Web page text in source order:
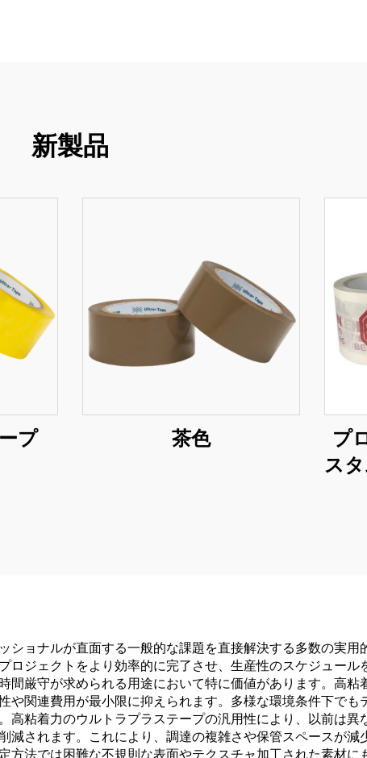
新製品
プ 茶色
プ
ス
ョナルが直面する一般的な課題を直接解決する多数の実用
ジェクトをより効率的に完了させ、生産性のスケジュール
厳守が求められる用途において特に価値があります。高粘
関連費用が最小限に抑えられます。多様な環境条件下でも
高粘着力のウルトラプラステープの汎用性により、以前は異
されます。これにより、調達の複雑さや保管スペースが減
法では困難な不規則な表面やテクスチャ加工された素材に